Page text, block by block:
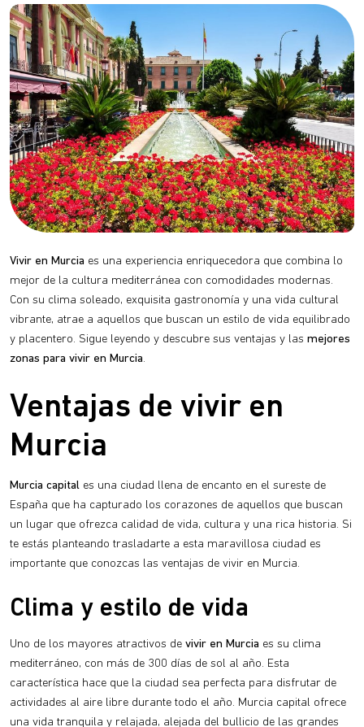
Vivir en Murcia es una experiencia enriquecedora que combina lo
mejor de la cultura mediterránea con comodidades modernas.
Con su clima soleado, exquisita gastronomía y una vida cultural
vibrante, atrae a aquellos que buscan un estilo de vida equilibrado
y placentero. Sigue leyendo y descubre sus ventajas y las mejores
zonas para vivir en Murcia.
Ventajas de vivir en
Murcia
Murcia capital es una ciudad llena de encanto en el sureste de
España que ha capturado los corazones de aquellos que buscan
un lugar que ofrezca calidad de vida, cultura y una rica historia. Si
te estás planteando trasladarte a esta maravillosa ciudad es
importante que conozcas las ventajas de vivir en Murcia.
Clima y estilo de vida
Uno de los mayores atractivos de vivir en Murcia es su clima
mediterráneo, con más de 300 días de sol al año. Esta
característica hace que la ciudad sea perfecta para disfrutar de
actividades al aire libre durante todo el año. Murcia capital ofrece
una vida tranquila y relajada, alejada del bullicio de las grandes